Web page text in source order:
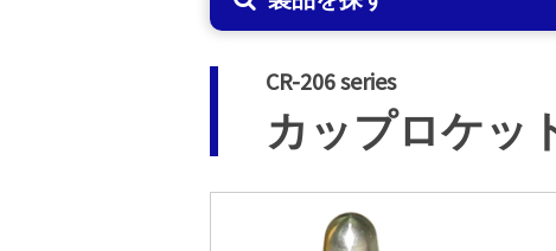
2026年6月29日更新
CR-206 series
カップロケッ